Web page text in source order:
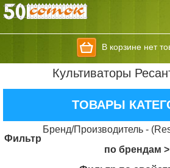
В корзине нет
Культиваторы
ТОВАРЫ
Бренд/Производитель -
Фильтр
по брендам >